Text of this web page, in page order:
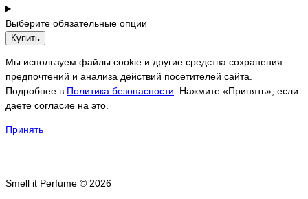
Выберите обязательные опции
Купить
Мы используем файлы cookie и другие средства сохранения
предпочтений и анализа действий посетителей сайта.
Подробнее в Политика безопасности . Нажмите «Принять», если
даете согласие на это.
Принять
Smell it Perfume © 2026